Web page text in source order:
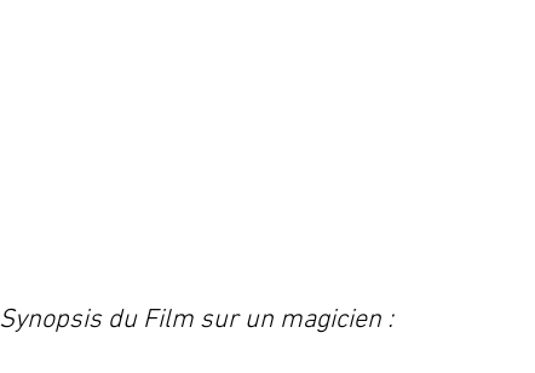
Synopsis du Film sur un magicien :